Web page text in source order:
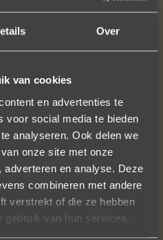
Over
van cookies
en advertenties te
voor social media te bieden
analyseren. Ook delen we
onze site met onze
en analyse. Deze
combineren met andere
verstrekt of die ze hebben
van hun services.
MÉDIAS SOCIAUX
besteld: de ring is
Het maakt mijn
compleet ??
hartelijk voor dit